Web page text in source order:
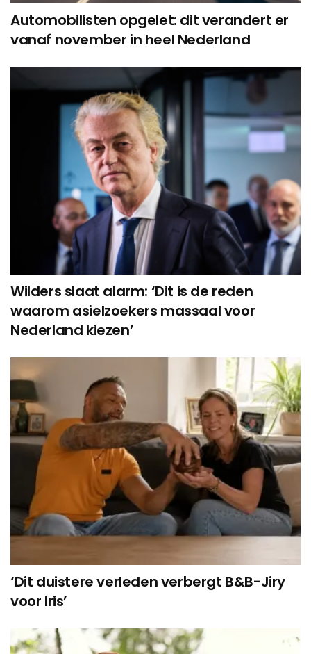
Automobilisten opgelet: dit verandert er
vanaf november in heel Nederland
Wilders slaat alarm: ‘Dit is de reden
waarom asielzoekers massaal voor
Nederland kiezen’
‘Dit duistere verleden verbergt B&B-Jiry
voor Iris’